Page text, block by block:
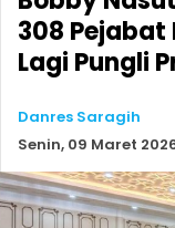
308
Lagi Pungli
Danres Saragih
Senin, 09 Maret